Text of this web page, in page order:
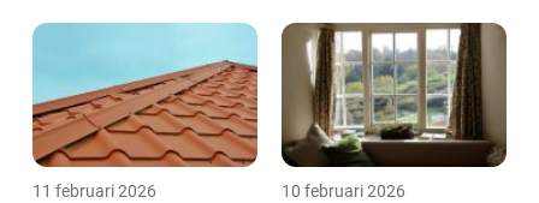
11 februari 2026 10 februari 2026